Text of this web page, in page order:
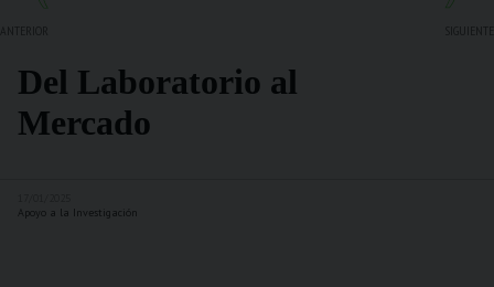
Del Laboratorio al
Mercado
Apoyo a la Investigación